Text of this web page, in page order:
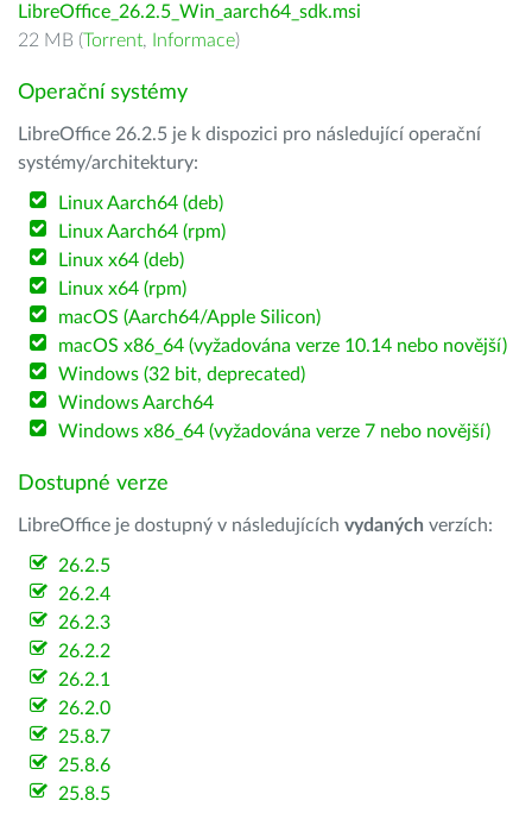
LibreOffice_26.2.5_Win_aarch64_sdk.msi
22 MB (Torrent, Informace)
Operační systémy
LibreOffice 26.2.5 je k dispozici pro následující operační
systémy/architektury:
Linux Aarch64 (deb)
Linux Aarch64 (rpm)
Linux x64 (deb)
Linux x64 (rpm)
macOS (Aarch64/Apple Silicon)
macOS x86_64 (vyžadována verze 10.14 nebo novější)
Windows (32 bit, deprecated)
Windows Aarch64
Windows x86_64 (vyžadována verze 7 nebo novější)
Dostupné verze
LibreOffice je dostupný v následujících vydaných verzích:
26.2.5
26.2.4
26.2.3
26.2.2
26.2.1
26.2.0
25.8.7
25.8.6
25.8.5